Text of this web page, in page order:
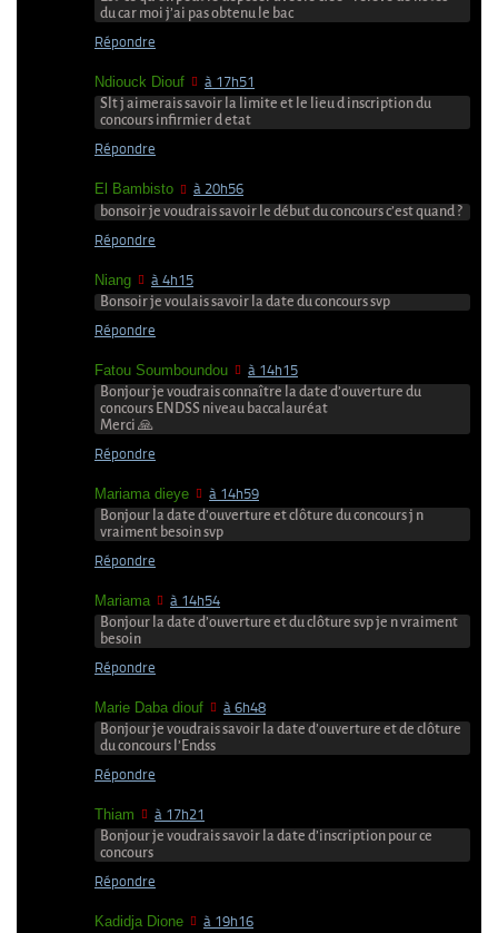
du car moi j’ai pas obtenu le bac
Répondre
Ndiouck Diouf à 17h51
Slt j aimerais savoir la limite et le lieu d inscription du
concours infirmier d etat
Répondre
El Bambisto à 20h56
bonsoir je voudrais savoir le début du concours c’est quand ?
Répondre
Niang à 4h15
Bonsoir je voulais savoir la date du concours svp
Répondre
Fatou Soumboundou à 14h15
Bonjour je voudrais connaître la date d’ouverture du
concours ENDSS niveau baccalauréat
Merci 🙏
Répondre
Mariama dieye à 14h59
Bonjour la date d’ouverture et clôture du concours j n
vraiment besoin svp
Répondre
Mariama à 14h54
Bonjour la date d’ouverture et du clôture svp je n vraiment
besoin
Répondre
Marie Daba diouf à 6h48
Bonjour je voudrais savoir la date d’ouverture et de clôture
du concours l’Endss
Répondre
Thiam à 17h21
Bonjour je voudrais savoir la date d’inscription pour ce
concours
Répondre
Kadidja Dione à 19h16